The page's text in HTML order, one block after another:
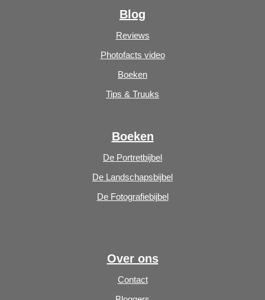
Blog
Reviews
Photofacts video
Boeken
Tips & Truuks
Boeken
De Portretbijbel
De Landschapsbijbel
De Fotografiebijbel
Over ons
Contact